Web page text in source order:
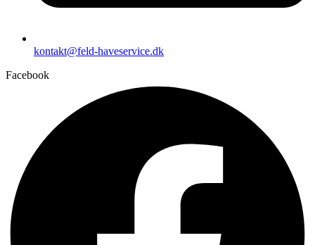
kontakt@feld-haveservice.dk
Facebook